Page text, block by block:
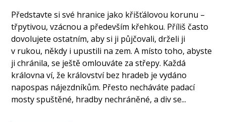
Představte si své hranice jako křišťálovou korunu –
třpytivou, vzácnou a především křehkou. Příliš často
dovolujete ostatním, aby si ji půjčovali, drželi ji
v rukou, někdy i upustili na zem. A místo toho, abyste
ji chránila, se ještě omlouváte za střepy. Každá
královna ví, že království bez hradeb je vydáno
napospas nájezdníkům. Přesto necháváte padací
mosty spuštěné, hradby nechráněné, a div se...